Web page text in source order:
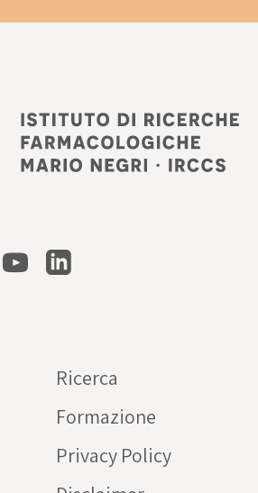
Ricerca
Formazione
Privacy Policy